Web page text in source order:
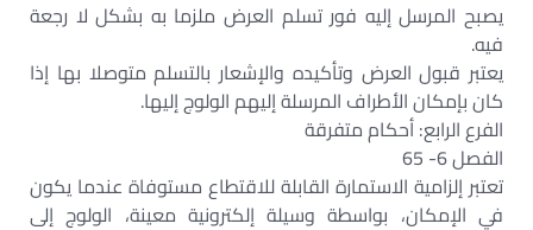
يصبح المرسل إليه فور تسلم العرض ملزما به بشكل لا رجعة
فيه.
يعتبر قبول العرض وتأكيده والإشعار بالتسلم متوصلا بها إذا
كان بإمكان الأطراف المرسلة إليهم الولوج إليها.
الفرع الرابع: أحكام متفرقة
الفصل 6- 65
تعتبر إلزامية الاستمارة القابلة للاقتطاع مستوفاة عندما يكون
في الإمكان، بواسطة وسيلة إلكترونية معينة، الولوج إلى